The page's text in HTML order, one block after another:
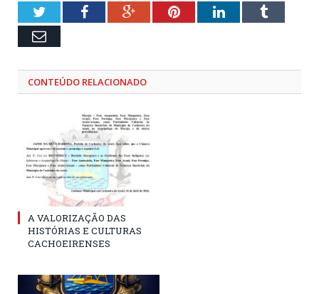
TwitterFacebookGoogle+PinterestLinkedInTumblr
Email
CONTEÚDO RELACIONADO
A VALORIZAÇÃO DAS
HISTÓRIAS E CULTURAS
CACHOEIRENSES